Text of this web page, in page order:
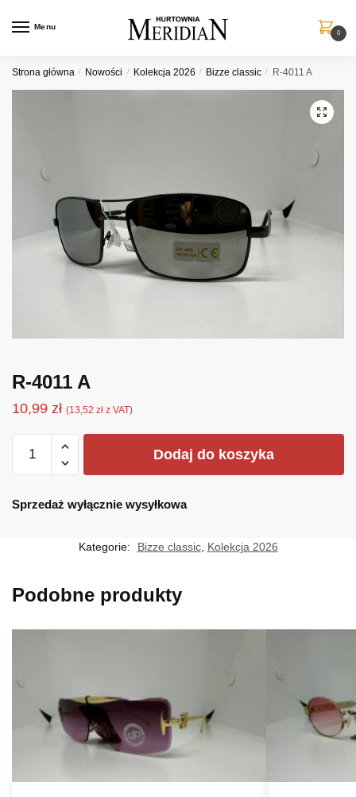
Menu
0
Strona główna / Nowości / Kolekcja 2026 / Bizze classic / R-4011 A
R-4011 A
10,99 zł (13,52 zł z VAT)
A
Dodaj do koszyka
Sprzedaż wyłącznie wysyłkowa
Kategorie: Bizze classic, Kolekcja 2026
Podobne produkty